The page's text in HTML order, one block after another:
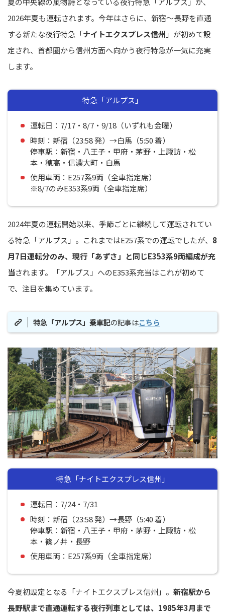
2026年夏も運転されます。今年はさらに、新宿〜長野を直通
する新たな夜行特急「ナイトエクスプレス信州 」が初めて設
定され、首都圏から信州方面へ向かう夜行特急が一気に充実
します。
特急「アルプス」
運転日：7/17・8/7・9/18（いずれも金曜）
時刻：新宿（23:58 発）→白馬（5:50 着）
停車駅：新宿・八王子・甲府・茅野・上諏訪・松
本・穂高・信濃大町・白馬
使用車両：E257系9両（全車指定席）
※8/7のみE353系9両（全車指定席）
2024年夏の運転開始以来、季節ごとに継続して運転されてい
る特急「アルプス」。これまではE257系での運転でしたが、 8
月7日運転分のみ、現行「あずさ」と同じE353系9両編成が充
当されます。「アルプス」へのE353系充当はこれが初めて
で、注目を集めています。
特急「アルプス」乗車記の記事はこちら
特急「ナイトエクスプレス信州」
運転日：7/24・7/31
時刻：新宿（23:58 発）→長野（5:40 着）
停車駅：新宿・八王子・甲府・茅野・上諏訪・松
本・篠ノ井・長野
使用車両：E257系9両（全車指定席）
今夏初設定となる「ナイトエクスプレス信州」。 新宿駅から
長野駅まで直通運転する夜行列車としては、1985年3月まで